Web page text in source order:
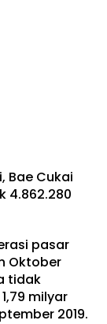
Bae Cukai
4.862.280
pasar
Oktober
tidak
milyar
2019.